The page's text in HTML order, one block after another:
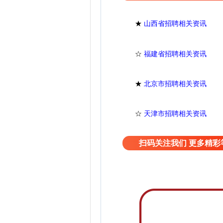
★ 山西省招聘相关资讯
☆ 福建省招聘相关资讯
★ 北京市招聘相关资讯
☆ 天津市招聘相关资讯
扫码关注我们 更多精彩